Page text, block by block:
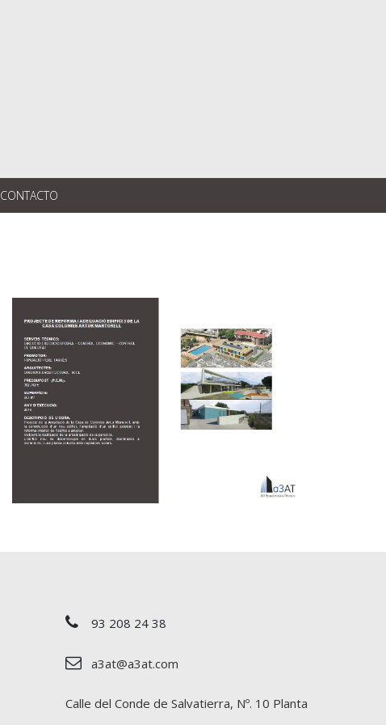
CONTACTO
Edificio 3 de la casa de colonias Artur Martorell
93 208 24 38
a3at@a3at.com
Calle del Conde de Salvatierra, Nº. 10 Planta